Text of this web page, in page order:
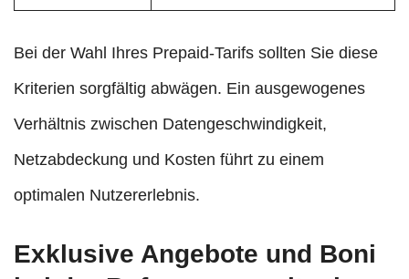
Bei der Wahl Ihres Prepaid-Tarifs sollten Sie diese
Kriterien sorgfältig abwägen. Ein ausgewogenes
Verhältnis zwischen Datengeschwindigkeit,
Netzabdeckung und Kosten führt zu einem
optimalen Nutzererlebnis.
Exklusive Angebote und Boni